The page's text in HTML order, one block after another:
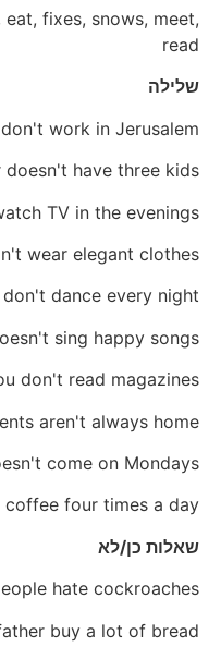
eat, fixes, snows, meet,
read
שלילה
don't work in Jerusalem.
doesn't have three kids.
TV in the evenings.
wear elegant clothes.
don't dance every night.
sing happy songs.
don't read magazines.
aren't always home.
come on Mondays.
coffee four times a day.
שאלות כן/לא
hate cockroaches?
buy a lot of bread?